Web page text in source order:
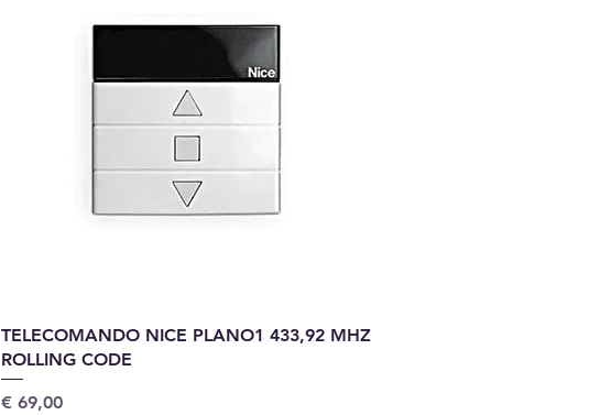
TELECOMANDO NICE PLANO1 433,92 MHZ
ROLLING CODE
Preço
€ 69,00